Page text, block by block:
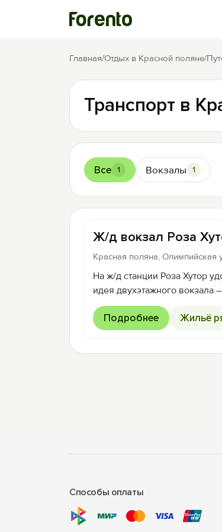
Главная/Отдых в Красной поляне/
Транспорт в
Все 1 Вокзалы 1
Ж/д вокзал Роза
Красная поляна, Олимпийская
На ж/д станции Роза Хутор
идея двухэтажного вокзала
Подробнее Жильё
Способы оплаты